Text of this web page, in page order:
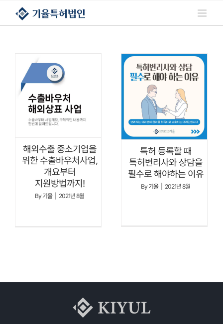
콘텐츠로
건너뛰기
해외수출 중소기업을
위한 수출바우처사업,
개요부터
지원방법까지!
By기율 2021년 8월
특허 등록할 때
특허변리사와 상담을
필수로 해야하는 이유
By기율 2021년 8월